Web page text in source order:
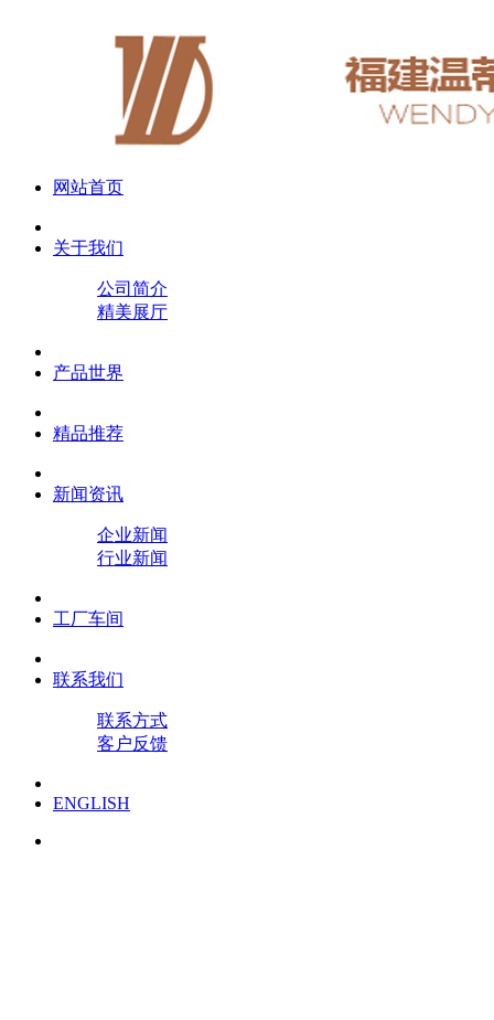
网站首页
关于我们
公司简介
精美展厅
产品世界
精品推荐
新闻资讯
企业新闻
行业新闻
工厂车间
联系我们
联系方式
客户反馈
ENGLISH